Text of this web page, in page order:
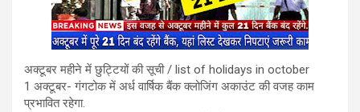
अक्टूबर महीने में छुट्टियों की सूची / list of holidays in october
1 अक्टूबर- गंगटोक में अर्ध वार्षिक बैंक क्लोजिंग अकाउंट की वजह काम
प्रभावित रहेगा.